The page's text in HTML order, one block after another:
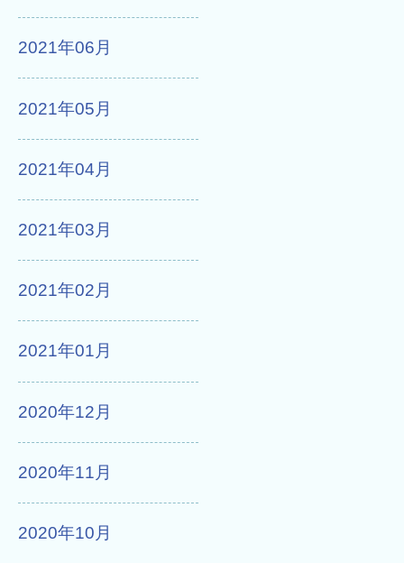
2021年06月
2021年05月
2021年04月
2021年03月
2021年02月
2021年01月
2020年12月
2020年11月
2020年10月